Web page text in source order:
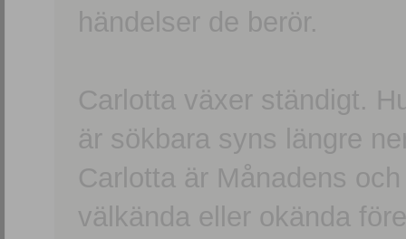
händelser de berör.
Carlotta växer ständigt.
är sökbara syns längre
Carlotta är Månadens
välkända eller okända